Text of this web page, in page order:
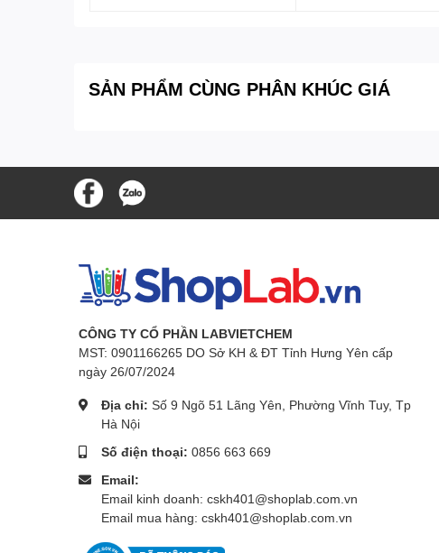
SẢN PHẨM CÙNG PHÂN KHÚC GIÁ
CÔNG TY CỔ PHẦN LABVIETCHEM
MST: 0901166265 DO Sở KH & ĐT Tỉnh Hưng Yên cấp
ngày 26/07/2024
Địa chỉ: Số 9 Ngõ 51 Lãng Yên, Phường Vĩnh Tuy, Tp
Hà Nội
Số điện thoại: 0856 663 669
Email:
Email kinh doanh: cskh401@shoplab.com.vn
Email mua hàng: cskh401@shoplab.com.vn